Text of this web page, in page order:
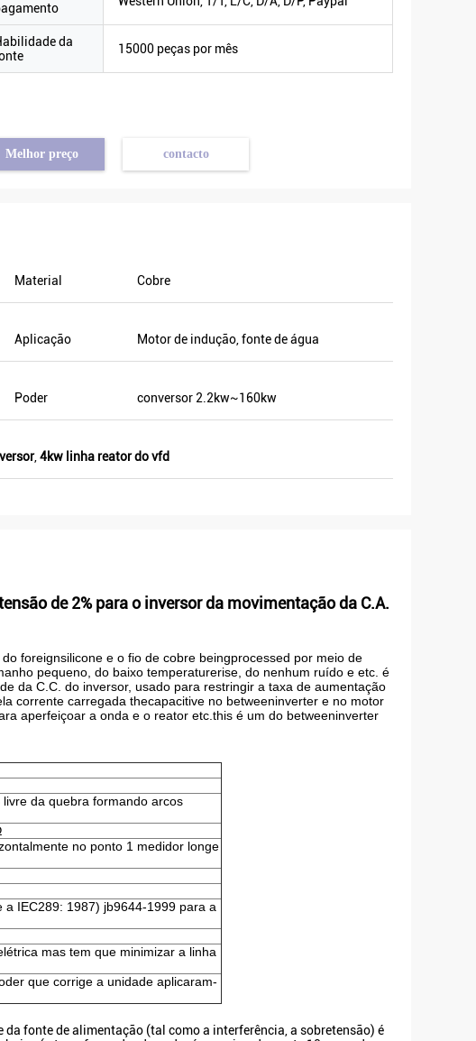
está realmente
relativos à
Nós estamos
um agente local e
Alguns deles
da
15000 peças por mês
Melhor preço contacto
Material Cobre
Aplicação Motor de indução, fonte de água
Poder conversor 2.2kw~160kw
, 4kw linha reator do vfd
de 2% para o inversor da movimentação da C.A.
foreignsilicone e o fio de cobre beingprocessed por meio de
pequeno, do baixo temperaturerise, do nenhum ruído e etc. é
da C.C. do inversor, usado para restringir a taxa de aumentação
corrente carregada thecapacitive no betweeninverter e no motor
aperfeiçoar a onda e o reator etc.this é um do betweeninverter
da quebra formando arcos
no ponto 1 medidor longe
IEC289: 1987) jb9644-1999 para a
mas tem que minimizar a linha
que corrige a unidade aplicaram-
fonte de alimentação (tal como a interferência, a sobretensão) é